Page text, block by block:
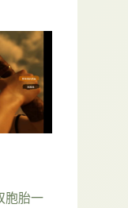
胞胎一